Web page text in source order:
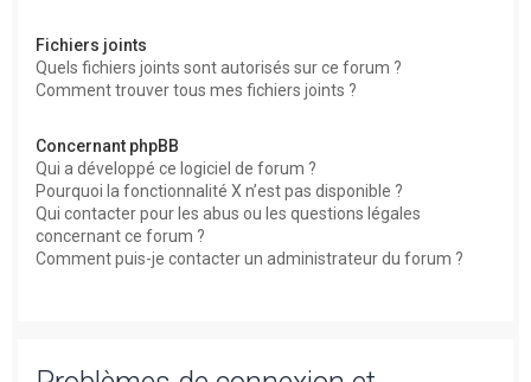
Fichiers joints
Quels fichiers joints sont autorisés sur ce forum ?
Comment trouver tous mes fichiers joints ?
Concernant phpBB
Qui a développé ce logiciel de forum ?
Pourquoi la fonctionnalité X n’est pas disponible ?
Qui contacter pour les abus ou les questions légales
concernant ce forum ?
Comment puis-je contacter un administrateur du forum ?